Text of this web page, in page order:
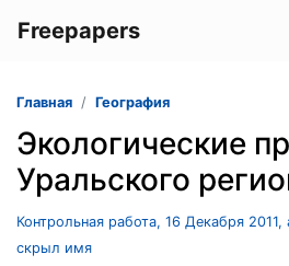
Freepapers
Главная География
Экологические
Уральского
Контрольная работа, 16 Декабря 2011,
скрыл имя